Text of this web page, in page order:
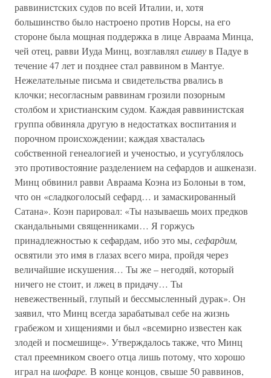
раввинистских судов по всей Италии, и, хотя
большинство было настроено против Норсы, на его
стороне была мощная поддержка в лице Авраама Минца,
чей отец, равви Иуда Минц, возглавлялешивув Падуе в
течение 47 лет и позднее стал раввином в Мантуе.
Нежелательные письма и свидетельства рвались в
клочки; несогласным раввинам грозили позорным
столбом и христианским судом. Каждая раввинистская
группа обвиняла другую в недостатках воспитания и
порочном происхождении; каждая хвасталась
собственной генеалогией и ученостью, и усугублялось
это противостояние разделением на сефардов и ашкенази.
Минц обвинил равви Авраама Коэна из Болоньи в том,
что он «сладкоголосый сефард… и замаскированный
Сатана». Коэн парировал: «Ты называешь моих предков
скандальными священниками… Я горжусь
принадлежностью к сефардам, ибо это мы, сефардим,
освятили это имя в глазах всего мира, пройдя через
величайшие искушения… Ты же – негодяй, который
ничего не стоит, и лжец в придачу… Ты
невежественный, глупый и бессмысленный дурак». Он
заявил, что Минц всегда зарабатывал себе на жизнь
грабежом и хищениями и был «всемирно известен как
злодей и посмешище». Утверждалось также, что Минц
стал преемником своего отца лишь потому, что хорошо
играл на шофаре. В конце концов, свыше 50 раввинов,